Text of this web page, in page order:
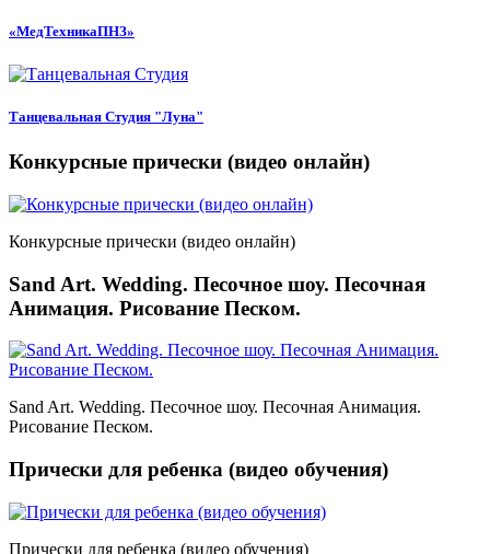
«МедТехникаПНЗ»
Танцевальная Студия "Луна"
Конкурсные прически (видео онлайн)
Конкурсные прически (видео онлайн)
Sand Art. Wedding. Песочное шоу. Песочная
Анимация. Рисование Песком.
Sand Art. Wedding. Песочное шоу. Песочная Анимация.
Рисование Песком.
Прически для ребенка (видео обучения)
Прически для ребенка (видео обучения)